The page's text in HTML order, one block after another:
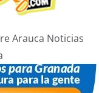
Arauca Noticias